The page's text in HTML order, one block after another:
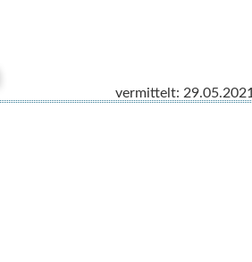
vermittelt: 29.05.2021